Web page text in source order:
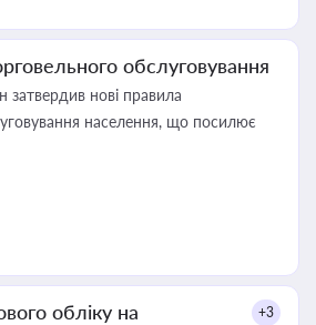
обслуговування
затвердив нові правила
населення, що посилює
обліку на
+3